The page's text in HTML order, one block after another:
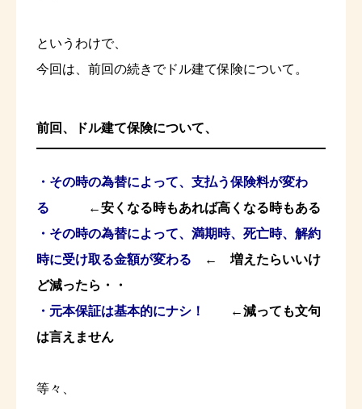
というわけで、
今回は、前回の続きでドル建て保険について。
前回、ドル建て保険について、
・その時の為替によって、支払う保険料が変わ
る
←安くなる時もあれば高くなる時もある
・その時の為替によって、満期時、死亡時、解約
時に受け取る金額が変わる
← 増えたらいいけ
ど減ったら・・
・元本保証は基本的にナシ！
←減っても文句
は言えません
等々、